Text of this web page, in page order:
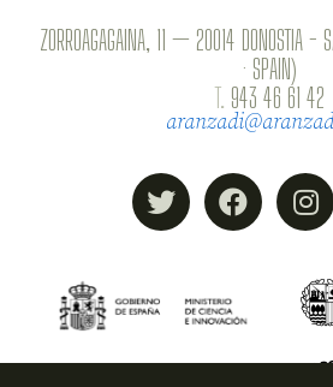
ZORROAGAGAINA, 11 — 20014 DONOSTIA -
· SPAIN)
T. 943 46 61 42